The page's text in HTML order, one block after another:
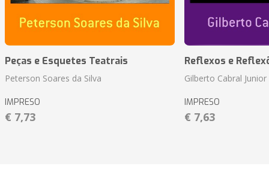
Peças e Esquetes Teatrais
Peterson Soares da Silva
IMPRESO
€ 7,73
Reflexos e
Gilberto Cabral Junior
IMPRESO
€ 7,63